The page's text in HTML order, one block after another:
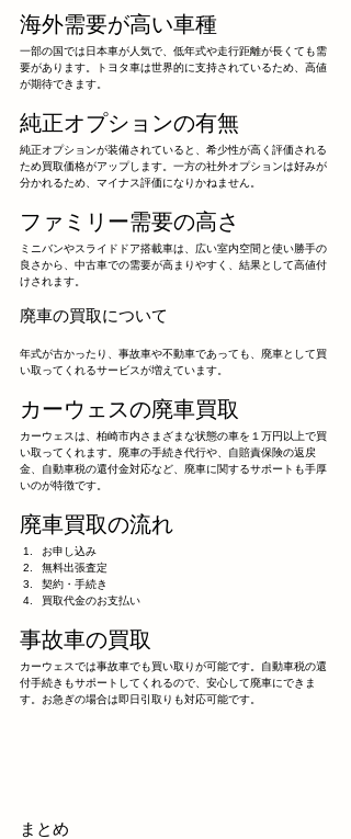
海外需要が高い車種
一部の国では日本車が人気で、低年式や走行距離が長くても需
要があります。トヨタ車は世界的に支持されているため、高値
が期待できます。
純正オプションの有無
純正オプションが装備されていると、希少性が高く評価される
ため買取価格がアップします。一方の社外オプションは好みが
分かれるため、マイナス評価になりかねません。
ファミリー需要の高さ
ミニバンやスライドドア搭載車は、広い室内空間と使い勝手の
良さから、中古車での需要が高まりやすく、結果として高値付
けされます。
廃車の買取について
年式が古かったり、事故車や不動車であっても、廃車として買
い取ってくれるサービスが増えています。
カーウェスの廃車買取
カーウェスは、柏崎市内さまざまな状態の車を１万円以上で買
い取ってくれます。廃車の手続き代行や、自賠責保険の返戻
金、自動車税の還付金対応など、廃車に関するサポートも手厚
いのが特徴です。
廃車買取の流れ
お申し込み
無料出張査定
契約・手続き
買取代金のお支払い
事故車の買取
カーウェスでは事故車でも買い取りが可能です。自動車税の還
付手続きもサポートしてくれるので、安心して廃車にできま
す。お急ぎの場合は即日引取りも対応可能です。
まとめ